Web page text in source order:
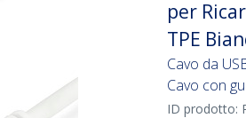
per
TPE
Cavo da
Cavo con
ID prodotto: